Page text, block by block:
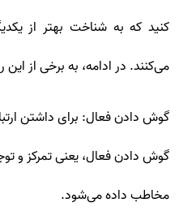
کنید که به شناخت بهتر از
می‌کنند. در ادامه، به برخی از این
گوش دادن فعال: برای داشتن
گوش دادن فعال، یعنی تمرکز و
مخاطب داده می‌شود.